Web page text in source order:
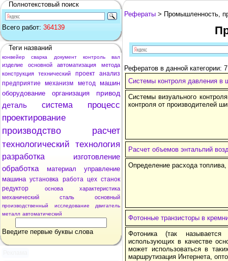
Полнотекстовый поиск
Всего работ: 364139
Теги названий
конвейер сварка документ контроль вал
изделие основной автоматизация
метода
конструкция
технический проект анализ
предприятие
механизм метод машин
оборудование
организация привод
деталь система
процесс
проектирование
производство расчет
технологический технология
разработка
изготовление
обработка
материал
управление
машина установка работа цех станок
редуктор
основа
характеристика
механический
сталь основный
производственный исследование
двигатель
металл автоматический
Введите первые буквы слова
Рефераты > Промышленность,
Рефератов в данной категории:
Системы контроля давления в
Системы визуального
контроля от производителей
Расчет объемов энтальпий
Определение расхода топлива,
Фотонные транзисторы в
Фотоника (так
использующих в качестве
может использоваться в
маршрутизация Интернета,